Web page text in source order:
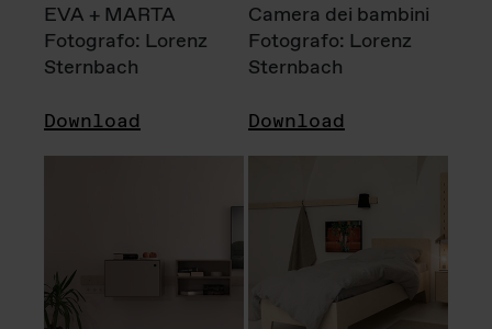
EVA + MARTA
Fotografo: Lorenz
Sternbach
Download
Camera dei bambini
Fotografo: Lorenz
Sternbach
Download